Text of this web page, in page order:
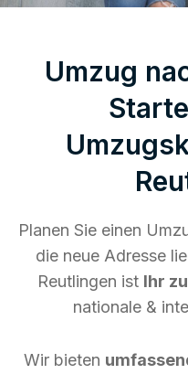
Umzug
Planen Sie einen
die neue Adresse
Reutlingen ist Ihr
nationale &
Wir bieten